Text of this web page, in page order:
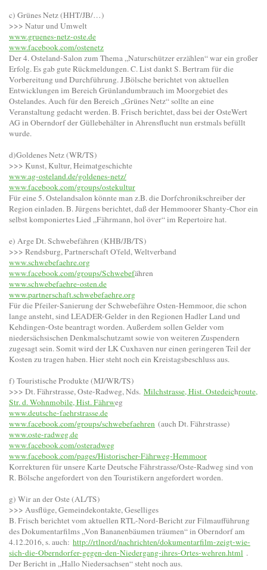
c) Grünes Netz (HHT/JB/…)
>>> Natur und Umwelt
www.gruenes-netz-oste.de
www.facebook.com/ostenetz
Der 4. Osteland-Salon zum Thema „Naturschützer erzählen“ war ein großer
Erfolg. Es gab gute Rückmeldungen. C. List dankt S. Bertram für die
Vorbereitung und Durchführung. J.Bölsche berichtet von aktuellen
Entwicklungen im Bereich Grünlandumbrauch im Moorgebiet des
Ostelandes. Auch für den Bereich „Grünes Netz“ sollte an eine
Veranstaltung gedacht werden. B. Frisch berichtet, dass bei der OsteWert
AG in Oberndorf der Güllebehälter in Ahrensflucht nun erstmals befüllt
wurde.
d)Goldenes Netz (WR/TS)
>>> Kunst, Kultur, Heimatgeschichte
www.ag-osteland.de/goldenes-netz/
www.facebook.com/groups/ostekultur
Für eine 5. Ostelandsalon könnte man z.B. die Dorfchronikschreiber der
Region einladen. B. Jürgens berichtet, daß der Hemmoorer Shanty-Chor ein
selbst komponiertes Lied „Fährmann, hol över“ im Repertoire hat.
e) Arge Dt. Schwebefähren (KHB/JB/TS)
>>> Rendsburg, Partnerschaft O'feld, Weltverband
www.schwebefaehre.org
www.facebook.com/groups/Schwebefähren
www.schwebefaehre-osten.de
www.partnerschaft.schwebefaehre.org
Für die Pfeiler-Sanierung der Schwebefähre Osten-Hemmoor, die schon
lange ansteht, sind LEADER-Gelder in den Regionen Hadler Land und
Kehdingen-Oste beantragt worden. Außerdem sollen Gelder vom
niedersächsischen Denkmalschutzamt sowie von weiteren Zuspendern
zugesagt sein. Somit wird der LK Cuxhaven nur einen geringeren Teil der
Kosten zu tragen haben. Hier steht noch ein Kreistagsbeschluss aus.
f) Touristische Produkte (MJ/WR/TS)
>>> Dt. Fährstrasse, Oste-Radweg, Nds. Milchstrasse, Hist. Ostedeichroute,
Str. d. Wohnmobile, Hist. Fährweg
www.deutsche-faehrstrasse.de
www.facebook.com/groups/schwebefaehren (auch Dt. Fährstrasse)
www.oste-radweg.de
www.facebook.com/osteradweg
www.facebook.com/pages/Historischer-Fährweg-Hemmoor
Korrekturen für unsere Karte Deutsche Fährstrasse/Oste-Radweg sind von
R. Bölsche angefordert von den Touristikern angefordert worden.
g) Wir an der Oste (AL/TS)
>>> Ausflüge, Gemeindekontakte, Geselliges
B. Frisch berichtet vom aktuellen RTL-Nord-Bericht zur Filmaufführung
des Dokumentarfilms „Von Bananenbäumen träumen“ in Oberndorf am
4.12.2016, s. auch: http://rtlnord/nachrichten/dokumentarfilm-zeigt-wie-
sich-die-Oberndorfer-gegen-den-Niedergang-ihres-Ortes-wehren.html .
Der Bericht in „Hallo Niedersachsen“ steht noch aus.